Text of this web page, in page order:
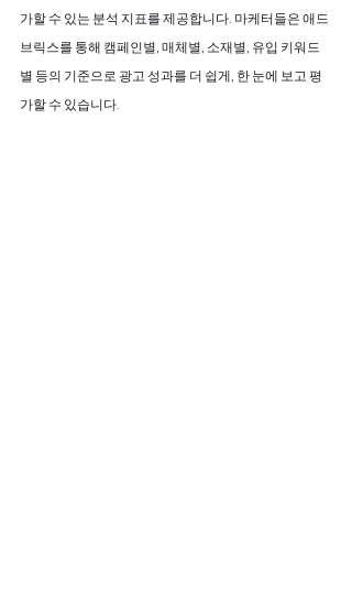
가할 수 있는 분석 지표를 제공합니다. 마케터들은 애드
브릭스를 통해 캠페인별, 매체별, 소재별, 유입 키워드
별 등의 기준으로 광고 성과를 더 쉽게, 한 눈에 보고 평
가할 수 있습니다.